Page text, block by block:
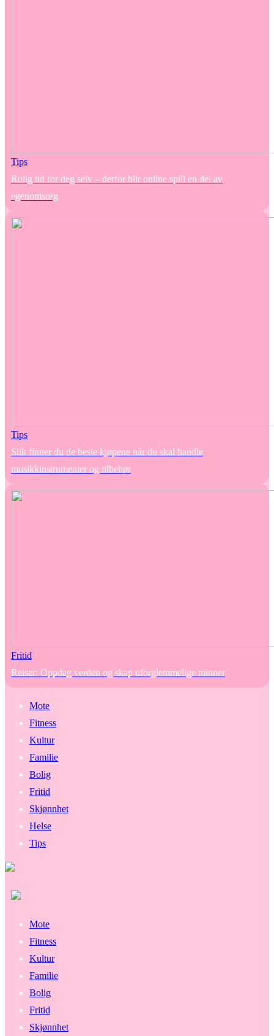
Tips
Rolig tid for deg selv – derfor blir online spill en del av
egenomsorg
Tips
Slik finner du de beste kjøpene når du skal handle
musikkinstrumenter og tilbehør
Fritid
Reiser: Oppdag verden og skap uforglemmelige minner
Mote
Fitness
Kultur
Familie
Bolig
Fritid
Skjønnhet
Helse
Tips
Mote
Fitness
Kultur
Familie
Bolig
Fritid
Skjønnhet